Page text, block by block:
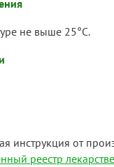
не выше 25°С.
инструкция от
реестр